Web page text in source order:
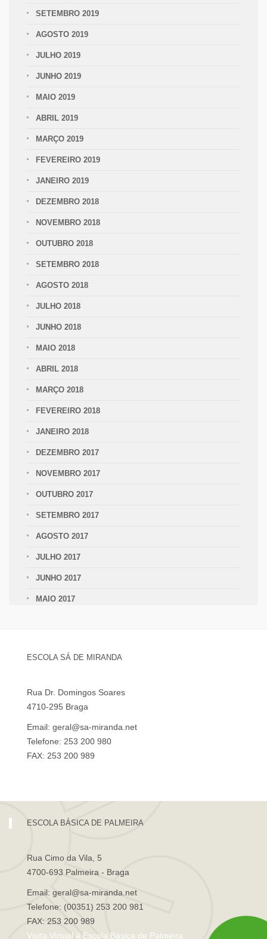
SETEMBRO 2019
AGOSTO 2019
JULHO 2019
JUNHO 2019
MAIO 2019
ABRIL 2019
MARÇO 2019
FEVEREIRO 2019
JANEIRO 2019
DEZEMBRO 2018
NOVEMBRO 2018
OUTUBRO 2018
SETEMBRO 2018
AGOSTO 2018
JULHO 2018
JUNHO 2018
MAIO 2018
ABRIL 2018
MARÇO 2018
FEVEREIRO 2018
JANEIRO 2018
DEZEMBRO 2017
NOVEMBRO 2017
OUTUBRO 2017
SETEMBRO 2017
AGOSTO 2017
JULHO 2017
JUNHO 2017
MAIO 2017
ESCOLA SÁ DE MIRANDA
Rua Dr. Domingos Soares
4710-295 Braga
Email: geral@sa-miranda.net
Telefone: 253 200 980
FAX: 253 200 989
ESCOLA BÁSICA DE PALMEIRA
Rua Cimo da Vila, 5
4700-693 Palmeira - Braga
Email: geral@sa-miranda.net
Telefone: (00351) 253 200 981
FAX: 253 200 989
Visita Virtual à Escola Básica de Palmeira